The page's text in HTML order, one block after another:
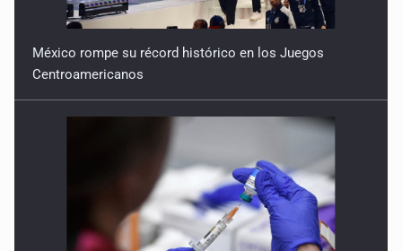
México rompe su récord histórico en los Juegos
Centroamericanos